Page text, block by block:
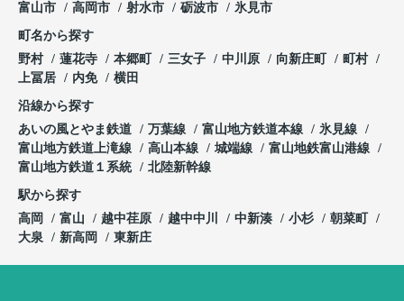
富山市
高岡市 射水市 砺波市 氷見市
町名から探す
野村
蓮花寺 本郷町 三女子 中川原 向新庄町
町村
上冨居
内免 横田
沿線から探す
あいの風とやま鉄道
万葉線 富山地方鉄道本線
氷見線
富山地方鉄道上滝線
高山本線 城端線
富山地鉄富山港線
富山地方鉄道１系統
北陸新幹線
駅から探す
高岡
富山 越中荏原 越中中川 中新湊 小杉
朝菜町
大泉
新高岡 東新庄